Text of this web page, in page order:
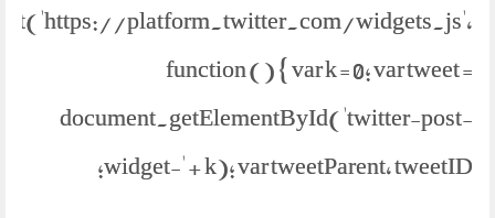
platform.twitter.com/widgets.js',
function () { var k = 0; var tweet =
document.getElementById('twitter-post-
widget-' + k); var tweetParent, tweetID;